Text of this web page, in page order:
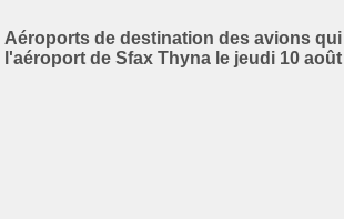
Aéroports de destination des avions
l'aéroport de Sfax Thyna le jeudi 10 août